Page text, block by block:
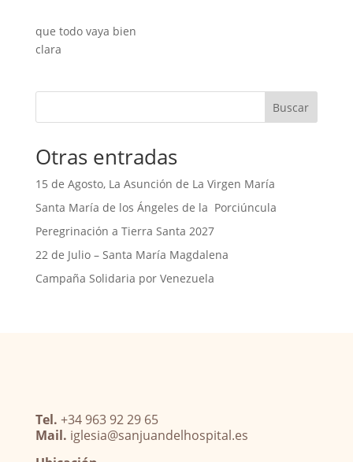
que todo vaya bien
clara
Buscar
Otras entradas
15 de Agosto, La Asunción de La Virgen María
Santa María de los Ángeles de la Porciúncula
Peregrinación a Tierra Santa 2027
22 de Julio – Santa María Magdalena
Campaña Solidaria por Venezuela
Tel. +34 963 92 29 65
Mail. iglesia@sanjuandelhospital.es